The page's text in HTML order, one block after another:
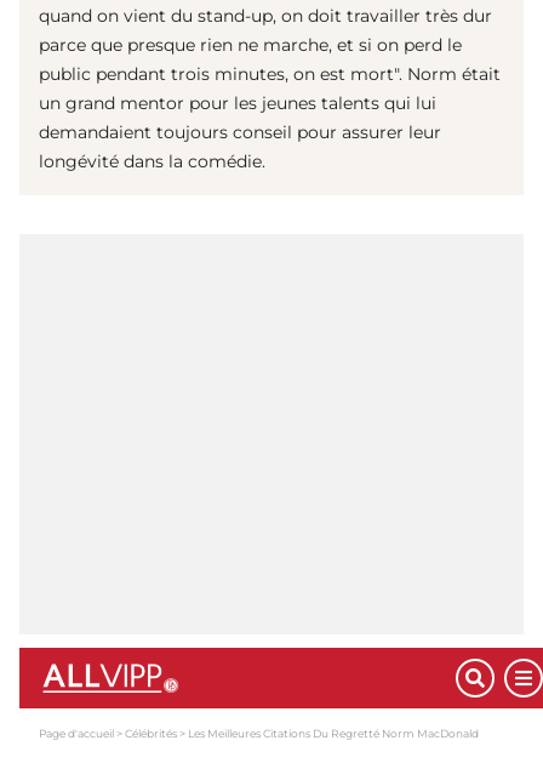
quand on vient du stand-up, on doit travailler très dur
parce que presque rien ne marche, et si on perd le
public pendant trois minutes, on est mort". Norm était
un grand mentor pour les jeunes talents qui lui
demandaient toujours conseil pour assurer leur
longévité dans la comédie.
Page d'accueil Célébrités Les Meilleures Citations Du Regretté Norm MacDonald